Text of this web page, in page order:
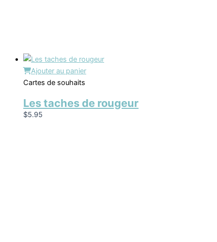
Ajouter au panier
Cartes de souhaits
Les taches de rougeur
$5.95